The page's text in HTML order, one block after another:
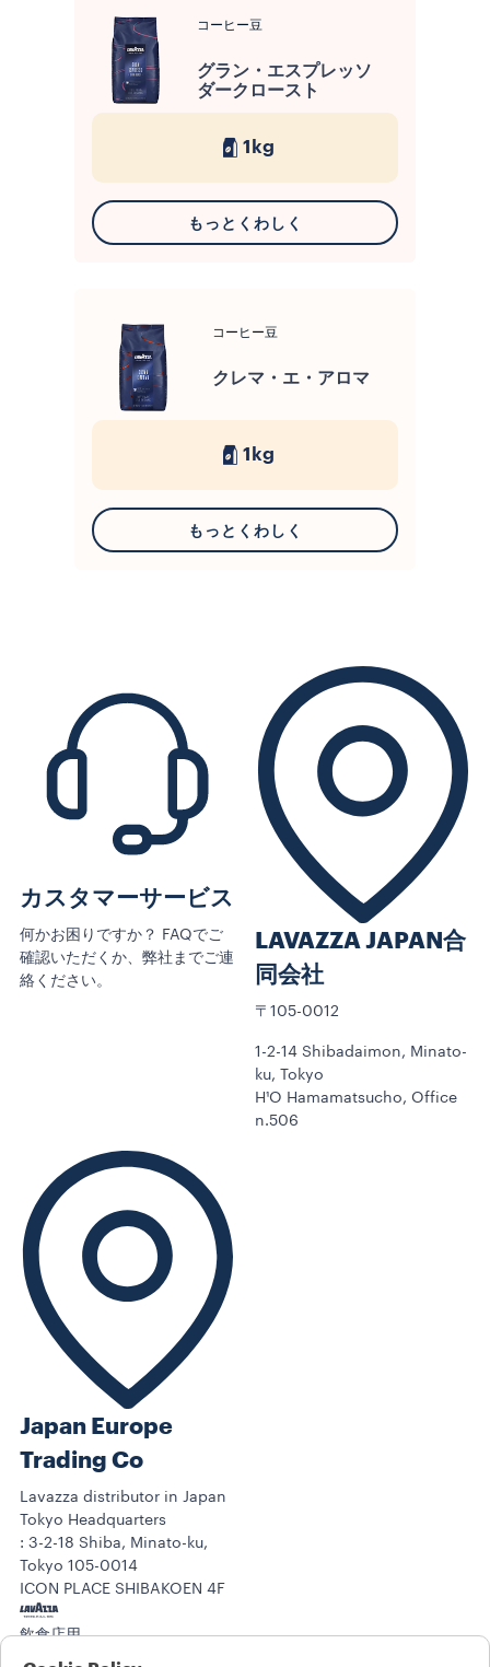
コーヒー豆
グラン・エスプレッソ
ダークロースト
1kg
もっとくわしく
コーヒー豆
クレマ・エ・アロマ
1kg
もっとくわしく
カスタマーサービス
何かお困りですか？ FAQでご
確認いただくか、弊社までご連
絡ください。
LAVAZZA JAPAN合
同会社
〒105-0012
1-2-14 Shibadaimon, Minato-
ku, Tokyo
H¹O Hamamatsucho, Office
n.506
Japan Europe
Trading Co
Lavazza distributor in Japan
Tokyo Headquarters
: 3-2-18 Shiba, Minato-ku,
Tokyo 105-0014
ICON PLACE SHIBAKOEN 4F
飲食店用